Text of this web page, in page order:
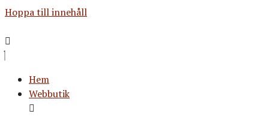
Hoppa till innehåll
Hem
Webbutik